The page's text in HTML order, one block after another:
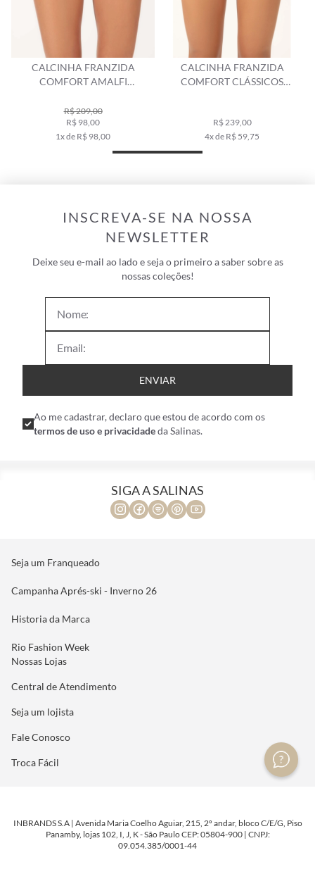
CALCINHA FRANZIDA
COMFORT AMALFI
R$ 209,00
R$ 98,00
1x de R$ 98,00
CALCINHA FRANZIDA
COMFORT CLÁSSICOS
R$ 239,00
4x de R$ 59,75
INSCREVA-SE NA NOSSA
NEWSLETTER
Deixe seu e-mail ao lado e seja o primeiro a saber sobre as
nossas coleções!
ENVIAR
Ao me cadastrar, declaro que estou de acordo com os
termos de uso e privacidadeda Salinas.
SIGA A SALINAS
Seja um Franqueado
Campanha Aprés-ski - Inverno 26
Historia da Marca
Rio Fashion Week
Nossas Lojas
Central de Atendimento
Seja um lojista
Fale Conosco
Troca Fácil
INBRANDS S.A | Avenida Maria Coelho Aguiar, 215, 2º andar, bloco C/E/G, Piso
Panamby, lojas 102, I, J, K - São Paulo CEP: 05804-900 | CNPJ:
09.054.385/0001-44